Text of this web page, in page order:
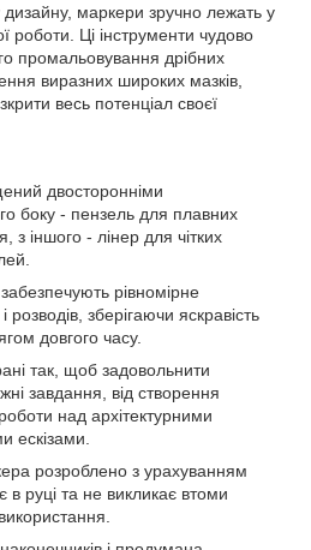
дизайну, маркери зручно лежать у
роботи. Ці інструменти чудово
промальовування дрібних
виразних широких мазків,
весь потенціал своєї
двосторонніми
боку - пензель для плавних
з іншого - лінер для чітких
рівномірне
розводів, зберігаючи яскравість
довгого часу.
так, щоб задовольнити
завдання, від створення
над архітектурними
ескізами.
розроблено з урахуванням
в руці та не викликає втоми